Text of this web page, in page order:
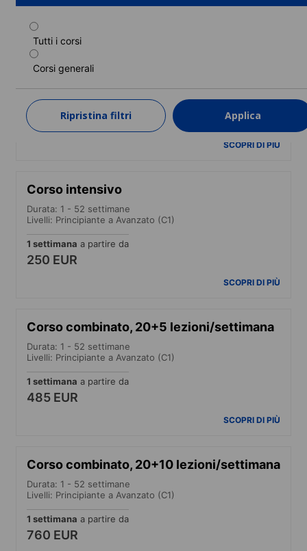
Tutti i corsi
Corsi generali
Ripristina filtri Applica
Corso standard
Durata: 1 - 52 settimane
1 settimana
210 EUR
SCOPRI DI PIÙ
Corso intensivo
Durata: 1 - 52 settimane
Livelli: Principiante a Avanzato (C1)
1 settimana a partire da
250 EUR
SCOPRI DI PIÙ
Corso combinato, 20+5 lezioni/settimana
Durata: 1 - 52 settimane
Livelli: Principiante a Avanzato (C1)
1 settimana a partire da
485 EUR
SCOPRI DI PIÙ
Corso combinato, 20+10 lezioni/settimana
Durata: 1 - 52 settimane
Livelli: Principiante a Avanzato (C1)
1 settimana a partire da
760 EUR